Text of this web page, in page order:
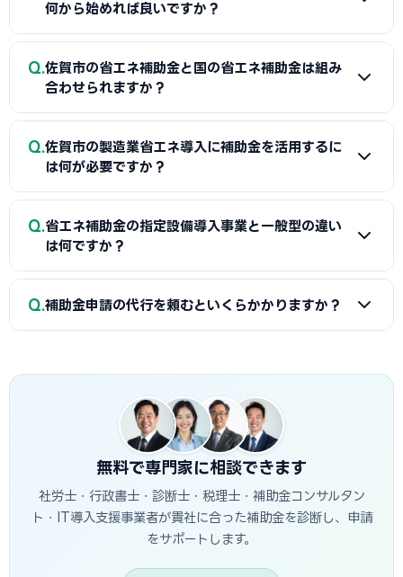
何から始めれば良いですか？
A
まずは省エネ診断（無料または費用補助あり）を受けて
エネルギー使用状況を把握することが第一歩です。次に佐賀
用について相談し、GビズIDプライムの取得（2〜3週間必
要）を並行して進めましょう。公募スケジュールに合わせた準
備が採択への近道です。
Q 佐賀市の省エネ補助金と国の省エネ補助金は組み
合わせられますか？
A
経費項目が重複しなければ佐賀市（または都道府県）の省
エネ補助金と国のSII補助金の併用が可能です。例えば太陽光
る組み合わせが一般的です。佐賀商工会議所で最適な経費配
分の事前確認をお勧めします。
Q 佐賀市の製造業省エネ導入に補助金を活用するに
は何が必要ですか？
A
省エネ補助金（SII類型）の申請に必要な基本書類は、G
ビズIDプライム・省エネ計算書（現状比較）・設備メーカー
メーカーまたは省エネ診断機関の協力が必要です。佐賀商工
会議所で対象設備・申請書類の確認と診断機関の紹介を受け
Q 省エネ補助金の指定設備導入事業と一般型の違い
は何ですか？
A
指定設備導入事業は事前登録された省エネ設備から選ぶ
Q 補助金申請の代行を頼むといくらかかりますか？
す。当サイトでは佐賀市に対応した専門家を無料でご紹介して
無料で専門家に相談できます
社労士・行政書士・診断士・税理士・補助金コンサルタン
ト・IT導入支援事業者が貴社に合った補助金を診断し、申請
をサポートします。